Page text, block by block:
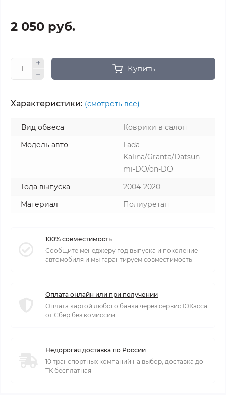
2 050 руб.
Купить
Характеристики: (смотреть все)
Вид обвеса
Коврики в салон
Модель авто
Lada
Kalina/Granta/Datsun
mi-DO/on-DO
Года выпуска
2004-2020
Материал
Полиуретан
100% совместимость
Сообщите менеджеру год выпуска и поколение
автомобиля и мы гарантируем совместимость
Оплата онлайн или при получении
Оплата картой любого банка через сервис ЮКасса
от Сбер без комиссии
Недорогая доставка по России
10 транспортных компаний на выбор, доставка до
ТК бесплатная